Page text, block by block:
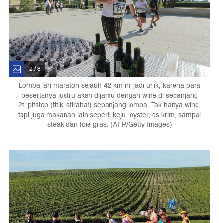
2 / 8
Lomba lari maraton sejauh 42 km ini jadi unik, karena para
pesertanya justru akan dijamu dengan wine di sepanjang
21 pitstop (titik istirahat) sepanjang lomba. Tak hanya wine,
tapi juga makanan lain seperti keju, oyster, es krim, sampai
steak dan foie gras. (AFP/Getty Images)